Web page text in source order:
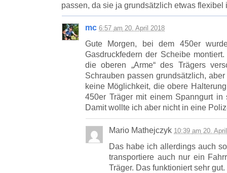
passen, da sie ja grundsätzlich etwas flexibel
mc 6:57 am 20. April 2018
Gute Morgen, bei dem 450er
Gasdruckfedern der Scheibe
die oberen „Arme“ des Trägers
Schrauben passen grundsätzlich,
keine Möglichkeit, die obere
450er Träger mit einem Spanngurt in
Damit wollte ich aber nicht in eine
Mario Mathejczyk 10:39 am 20.
Das habe ich allerdings auch
transportiere auch nur ein
Träger. Das funktioniert sehr gut.